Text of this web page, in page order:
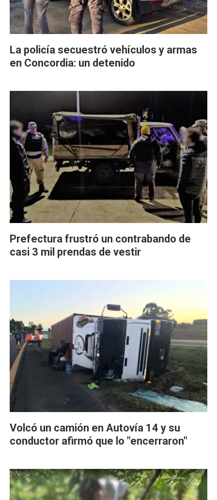
La policía secuestró vehículos y armas
en Concordia: un detenido
Prefectura frustró un contrabando de
casi 3 mil prendas de vestir
Volcó un camión en Autovía 14 y su
conductor afirmó que lo "encerraron"